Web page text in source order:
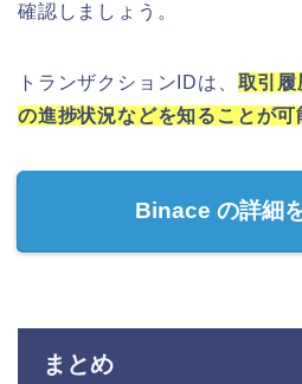
確認しましょう。
トランザクションIDは、 取引履
の進捗状況などを知ることが可
Binace の詳細
まとめ